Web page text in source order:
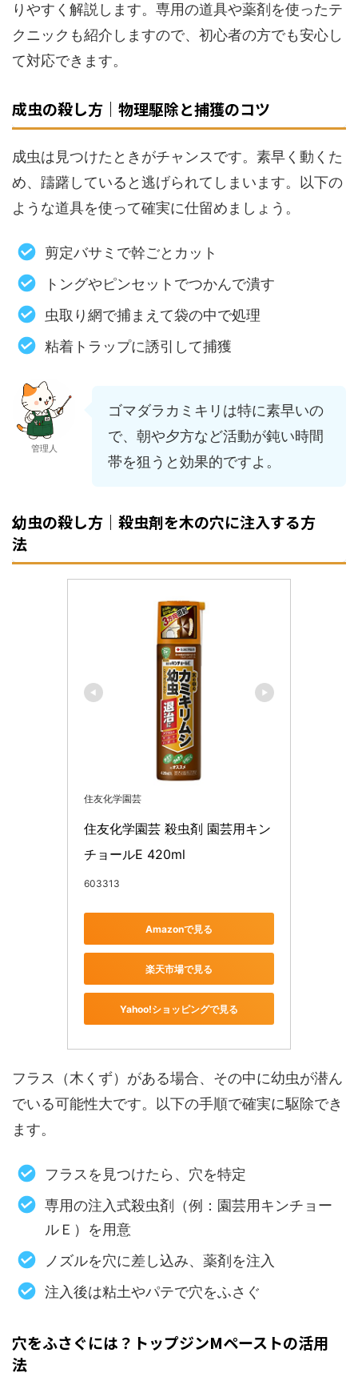
りやすく解説します。専用の道具や薬剤を使ったテ
クニックも紹介しますので、初心者の方でも安心し
て対応できます。
成虫の殺し方｜物理駆除と捕獲のコツ
成虫は見つけたときがチャンスです。素早く動くた
め、躊躇していると逃げられてしまいます。以下の
ような道具を使って確実に仕留めましょう。
剪定バサミで幹ごとカット
トングやピンセットでつかんで潰す
虫取り網で捕まえて袋の中で処理
粘着トラップに誘引して捕獲
管理人
ゴマダラカミキリは特に素早いの
で、朝や夕方など活動が鈍い時間
帯を狙うと効果的ですよ。
幼虫の殺し方｜殺虫剤を木の穴に注入する方
法
住友化学園芸
住友化学園芸 殺虫剤 園芸用キン
チョールE 420ml
603313
Amazonで見る
楽天市場で見る
Yahoo!ショッピングで見る
フラス（木くず）がある場合、その中に幼虫が潜ん
でいる可能性大です。以下の手順で確実に駆除でき
ます。
フラスを見つけたら、穴を特定
専用の注入式殺虫剤（例：園芸用キンチョー
ルＥ）を用意
ノズルを穴に差し込み、薬剤を注入
注入後は粘土やパテで穴をふさぐ
穴をふさぐには？トップジンMペーストの活用
法